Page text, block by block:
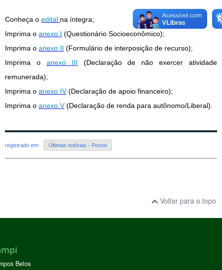
Conheça o edital na íntegra;
Imprima o anexo I (Questionário Socioeconômico);
Imprima o anexo II (Formulário de interposição de recurso);
Imprima o
anexo III (Declaração de não exercer atividade
remunerada);
Imprima o anexo IV(Declaração de apoio financeiro);
Imprima o anexo V(Declaração de renda para autônomo/Liberal).
registrado em: Últimas notícias - Posse
Voltar para o topo
Belos